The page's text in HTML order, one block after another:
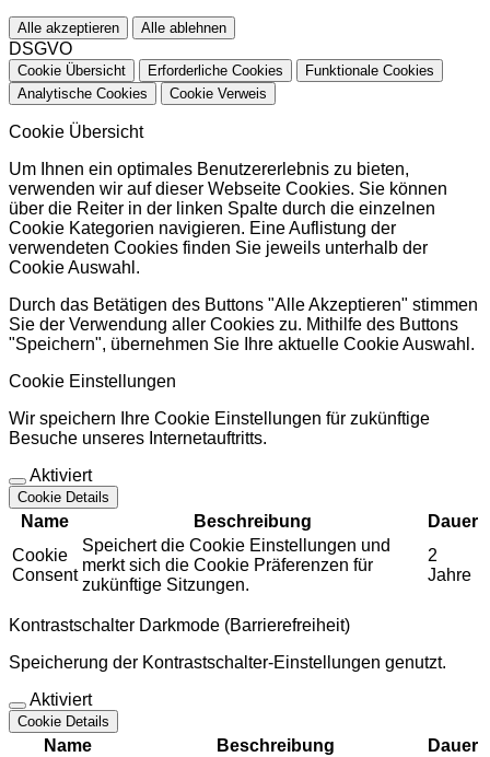
Alle akzeptieren Alle ablehnen
DSGVO
Cookie Übersicht Erforderliche Cookies
Funktionale Cookies
Analytische Cookies
Cookie Verweis
Cookie Übersicht
Um Ihnen ein optimales Benutzererlebnis zu bieten,
verwenden wir auf dieser Webseite Cookies. Sie können
über die Reiter in der linken Spalte durch die einzelnen
Cookie Kategorien navigieren. Eine Auflistung der
verwendeten Cookies finden Sie jeweils unterhalb der
Cookie Auswahl.
Durch das Betätigen des Buttons "Alle Akzeptieren" stimmen
Sie der Verwendung aller Cookies zu. Mithilfe des Buttons
"Speichern", übernehmen Sie Ihre aktuelle Cookie Auswahl.
Cookie Einstellungen
Wir speichern Ihre Cookie Einstellungen für zukünftige
Besuche unseres Internetauftritts.
Aktiviert
Cookie Details
Name Beschreibung
Dauer
Cookie
Consent
Speichert die Cookie Einstellungen und
merkt sich die Cookie Präferenzen für
zukünftige Sitzungen.
2
Jahre
Kontrastschalter Darkmode (Barrierefreiheit)
Speicherung der Kontrastschalter-Einstellungen genutzt.
Aktiviert
Cookie Details
Name Beschreibung
Dauer